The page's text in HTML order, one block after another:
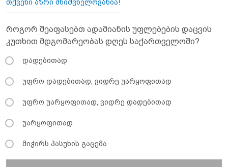
თქვენი აზრი მნიშვნელოვანია!
როგორ შეაფასებთ ადამიანის უფლებების დაცვის
კუთხით მდგომარეობას დღეს საქართველოში?
დადებითად
უფრო დადებითად, ვიდრე უარყოფითად
უფრო უარყოფითად, ვიდრე დადებითად
უარყოფითად
მიჭირს პასუხის გაცემა